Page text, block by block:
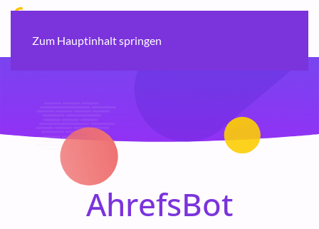
Zum Hauptinhalt springen
AhrefsBot